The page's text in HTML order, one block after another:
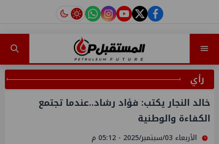
facebook
twitter
youtube
instagram
tiktok
رأي
خالد النجار يكتب: فؤاد رشاد..عندما تجتمع
الكفاءة والوطنية
الأربعاء 03/سبتمبر/2025 - 05:12 م